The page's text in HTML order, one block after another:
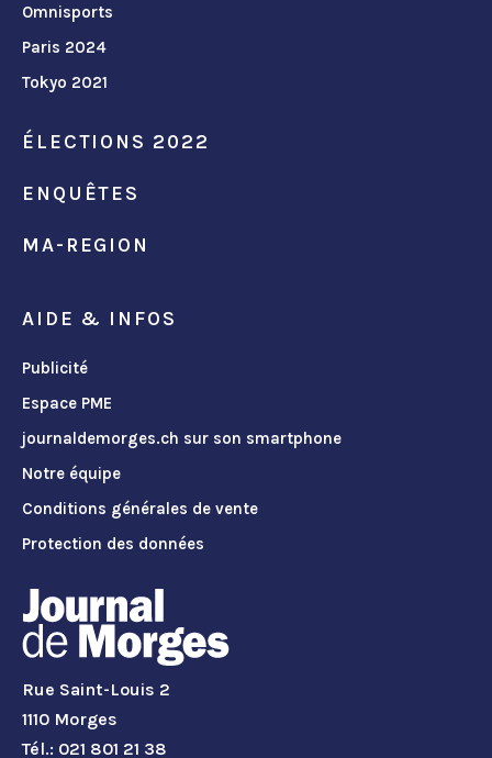
Omnisports
Paris 2024
Tokyo 2021
ÉLECTIONS 2022
ENQUÊTES
MA-REGION
AIDE & INFOS
Publicité
Espace PME
journaldemorges.ch sur son smartphone
Notre équipe
Conditions générales de vente
Protection des données
Rue Saint-Louis 2
1110 Morges
Tél.: 021 801 21 38